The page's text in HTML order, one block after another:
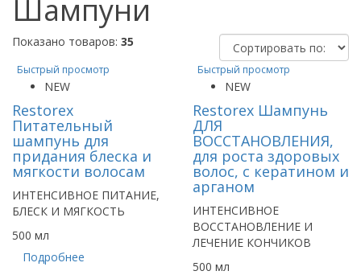
Шампуни
Показано товаров: 35
Быстрый просмотр
NEW
Restorex
Питательный
шампунь для
придания блеска и
мягкости волосам
ИНТЕНСИВНОЕ ПИТАНИЕ,
БЛЕСК И МЯГКОСТЬ
500 мл
Подробнее
Быстрый просмотр
NEW
Restorex Шампунь
ДЛЯ
ВОССТАНОВЛЕНИЯ,
для роста здоровых
волос, с кератином и
арганом
ИНТЕНСИВНОЕ
ВОССТАНОВЛЕНИЕ И
ЛЕЧЕНИЕ КОНЧИКОВ
500 мл